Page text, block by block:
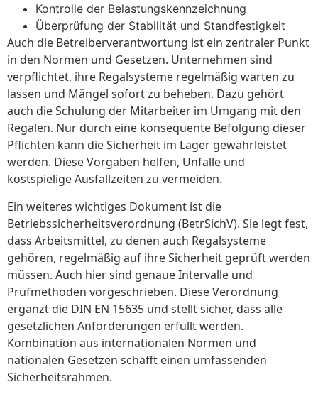
Kontrolle der Belastungskennzeichnung
Überprüfung der Stabilität und Standfestigkeit
Auch die Betreiberverantwortung ist ein zentraler Punkt
in den Normen und Gesetzen. Unternehmen sind
verpflichtet, ihre Regalsysteme regelmäßig warten zu
lassen und Mängel sofort zu beheben. Dazu gehört
auch die Schulung der Mitarbeiter im Umgang mit den
Regalen. Nur durch eine konsequente Befolgung dieser
Pflichten kann die Sicherheit im Lager gewährleistet
werden. Diese Vorgaben helfen, Unfälle und
kostspielige Ausfallzeiten zu vermeiden.
Ein weiteres wichtiges Dokument ist die
Betriebssicherheitsverordnung (BetrSichV). Sie legt fest,
dass Arbeitsmittel, zu denen auch Regalsysteme
gehören, regelmäßig auf ihre Sicherheit geprüft werden
müssen. Auch hier sind genaue Intervalle und
Prüfmethoden vorgeschrieben. Diese Verordnung
ergänzt die DIN EN 15635 und stellt sicher, dass alle
gesetzlichen Anforderungen erfüllt werden.
Kombination aus internationalen Normen und
nationalen Gesetzen schafft einen umfassenden
Sicherheitsrahmen.